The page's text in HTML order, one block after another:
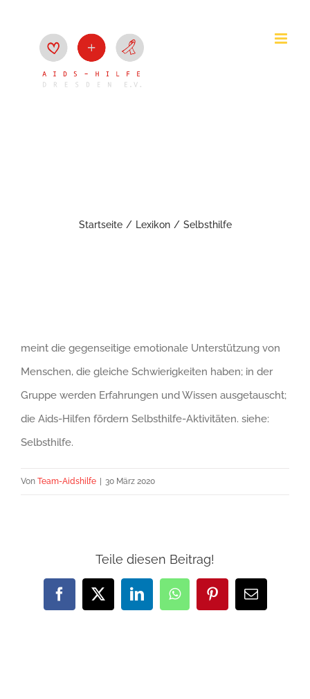
Startseite Lexikon Selbsthilfe
meint die gegenseitige emotionale Unterstützung von
Menschen, die gleiche Schwierigkeiten haben; in der
Gruppe werden Erfahrungen und Wissen ausgetauscht;
die Aids-Hilfen fördern Selbsthilfe-Aktivitäten. siehe:
Selbsthilfe.
Von Team-Aidshilfe | 30 März 2020
Teile diesen Beitrag!
Facebook
X LinkedInWhatsAppPinterest
E-
Mail